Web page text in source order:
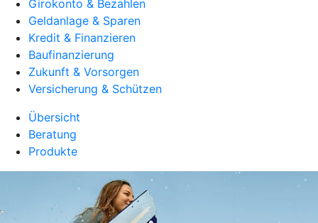
Girokonto & Bezahlen
Geldanlage & Sparen
Kredit & Finanzieren
Baufinanzierung
Zukunft & Vorsorgen
Versicherung & Schützen
Übersicht
Beratung
Produkte